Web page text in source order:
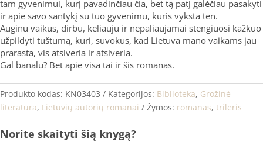
tam gyvenimui, kurį pavadinčiau čia, bet tą patį galėčiau pasakyti
ir apie savo santykį su tuo gyvenimu, kuris vyksta ten.
Auginu vaikus, dirbu, keliauju ir nepaliaujamai stengiuosi kažkuo
užpildyti tuštumą, kuri, suvokus, kad Lietuva mano vaikams jau
prarasta, vis atsiveria ir atsiveria.
Gal banalu? Bet apie visa tai ir šis romanas.
Produkto kodas: KN03403 Kategorijos: Biblioteka, Grožinė
literatūra, Lietuvių autorių romanai Žymos: romanas, trileris
Norite skaityti šią knygą?